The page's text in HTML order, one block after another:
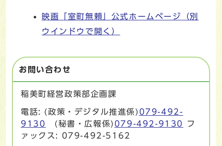
映画「室町無頼」公式ホームページ
（別
ウインドウで開く）
お問い合わせ
稲美町経営政策部企画課
電話: (政策・デジタル推進係) 079-492-
9130
(秘書・広報係) 079-492-9130
フ
ァックス: 079-492-5162